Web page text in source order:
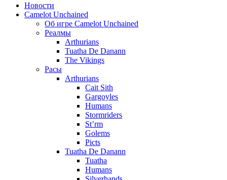
Новости
Camelot Unchained
Об игре Camelot Unchained
Реалмы
Arthurians
Tuatha De Danann
The Vikings
Расы
Arthurians
Cait Sith
Gargoyles
Humans
Stormriders
St’rm
Golems
Picts
Tuatha De Danann
Tuatha
Humans